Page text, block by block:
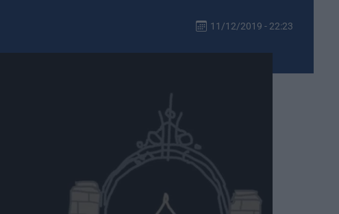
11/12/2019 - 22:23